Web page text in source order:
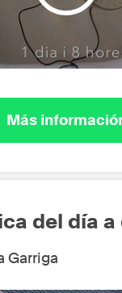
Más
del día a
Garriga